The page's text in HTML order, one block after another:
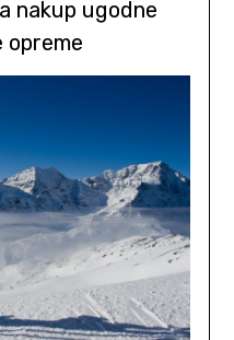
nakup ugodne
opreme